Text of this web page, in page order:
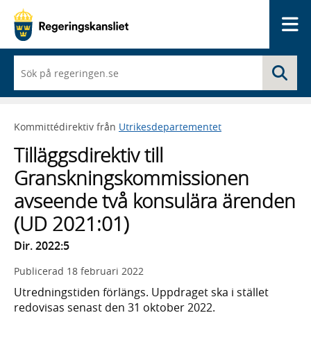
du
börjar
skriva
framträder
lista
med
sökförslag
Kommittédirektiv från Utrikesdepartementet
Tilläggsdirektiv till
Granskningskommissionen
avseende två konsulära ärenden
(UD 2021:01)
Dir. 2022:5
Publicerad 18 februari 2022
Utredningstiden förlängs. Uppdraget ska i stället
redovisas senast den 31 oktober 2022.